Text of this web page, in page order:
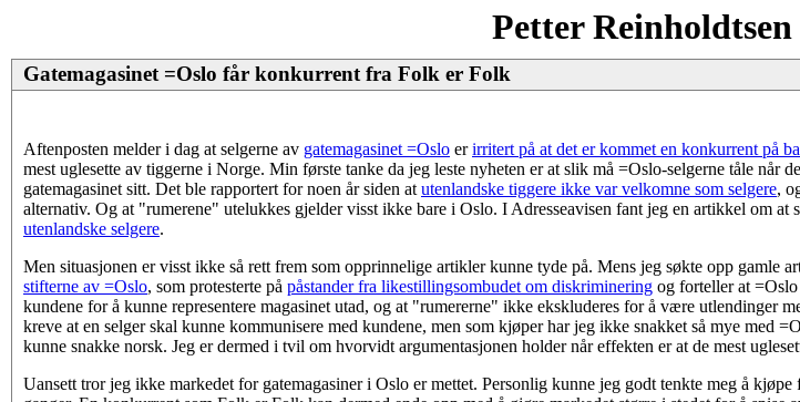
Petter Reinholdtsen
Gatemagasinet =Oslo får konkurrent fra Folk er Folk
Aftenposten melder i dag at selgerne av gatemagasinet =Oslo erirritert på at det er kommet en konkurrent på
mest uglesette av tiggerne i Norge. Min første tanke da jeg leste nyheten er at slik må =Oslo-selgerne tåle når
gatemagasinet sitt. Det ble rapportert for noen år siden at utenlandske tiggere ikke var velkomne som selgere,
alternativ. Og at "rumerene" utelukkes gjelder visst ikke bare i Oslo. I Adresseavisen fant jeg en artikkel om at
utenlandske selgere.
Men situasjonen er visst ikke så rett frem som opprinnelige artikler kunne tyde på. Mens jeg søkte opp gamle
stifterne av =Oslo, som protesterte på påstander fra likestillingsombudet om diskriminering og forteller at =Oslo
kundene for å kunne representere magasinet utad, og at "rumererne" ikke ekskluderes for å være utlendinger
kreve at en selger skal kunne kommunisere med kundene, men som kjøper har jeg ikke snakket så mye med
kunne snakke norsk. Jeg er dermed i tvil om hvorvidt argumentasjonen holder når effekten er at de mest
Uansett tror jeg ikke markedet for gatemagasiner i Oslo er mettet. Personlig kunne jeg godt tenkte meg å